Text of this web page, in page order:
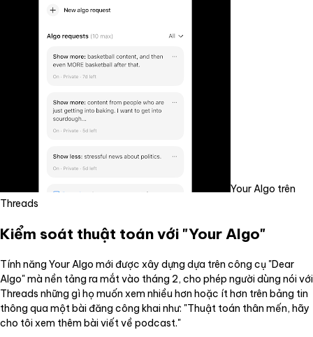
Your Algo trên
Threads
Kiểm soát thuật toán với "Your Algo"
Tính năng Your Algo mới được xây dựng dựa trên công cụ "Dear
Algo" mà nền tảng ra mắt vào tháng 2, cho phép người dùng nói với
Threads những gì họ muốn xem nhiều hơn hoặc ít hơn trên bảng tin
thông qua một bài đăng công khai như: "Thuật toán thân mến, hãy
cho tôi xem thêm bài viết về podcast."